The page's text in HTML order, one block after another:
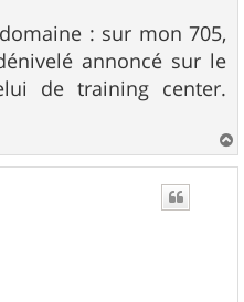
: sur mon 705,
annoncé sur le
de training center.
a